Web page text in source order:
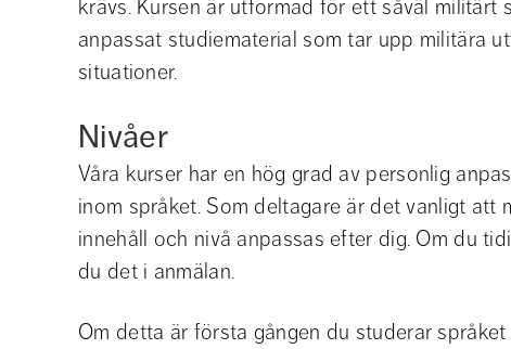
krävs. Kursen är utformad för ett såväl militärt
anpassat studiematerial som tar upp militära
situationer.
Nivåer
Våra kurser har en hög grad av personlig
inom språket. Som deltagare är det vanligt att
innehåll och nivå anpassas efter dig. Om du
du det i anmälan.
Om detta är första gången du studerar